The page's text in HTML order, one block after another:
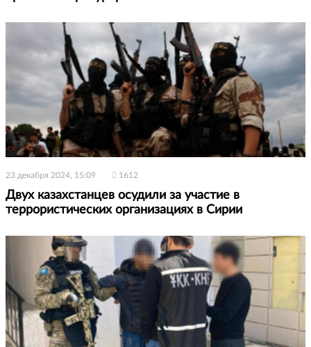
23 декабря 2024, 15:09 1612
Двух казахстанцев осудили за участие в
террористических организациях в Сирии